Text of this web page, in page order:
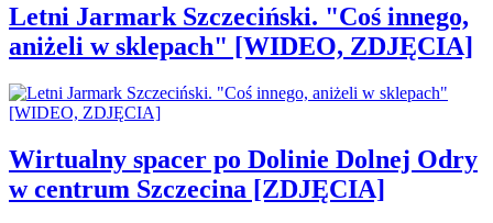
Letni Jarmark Szczeciński. "Coś innego,
aniżeli w sklepach" [WIDEO, ZDJĘCIA]
Wirtualny spacer po Dolinie Dolnej Odry
w centrum Szczecina [ZDJĘCIA]